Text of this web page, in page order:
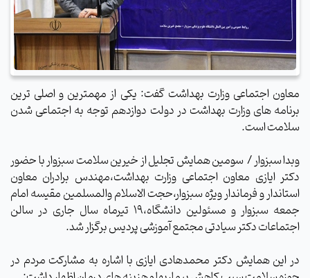
معاون اجتماعی وزارت بهداشت گفت: یکی از مهمترین و اصلی ترین
برنامه های وزارت بهداشت در دولت دوازدهم توجه به اجتماعی شدن
سلامت است.
وبدا سبزوار / سومین همایش تجلیل از خیرین سلامت سبزوار با حضور
دکتر ایازی معاون اجتماعی وزارت بهداشت،مهندس برادران معاون
استاندار و فرماندار ویژه سبزوار،حجت الاسلام والمسلمین مقیسه امام
جمعه سبزوار و مسئولین دانشگاه،19 تیرماه سال جاری در سالن
اجتماعات دکتر سیادتی مجتمع آموزشی پردیس برگزار شد.
در این همایش دکتر محمدهادی ایازی با اشاره به مشارکت مردم در